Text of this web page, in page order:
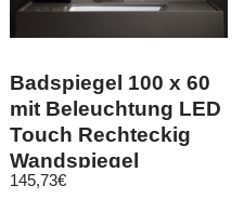
Badspiegel 100 x 60
mit Beleuchtung LED
Touch Rechteckig
Wandspiegel
Kaltweiß
145,73€